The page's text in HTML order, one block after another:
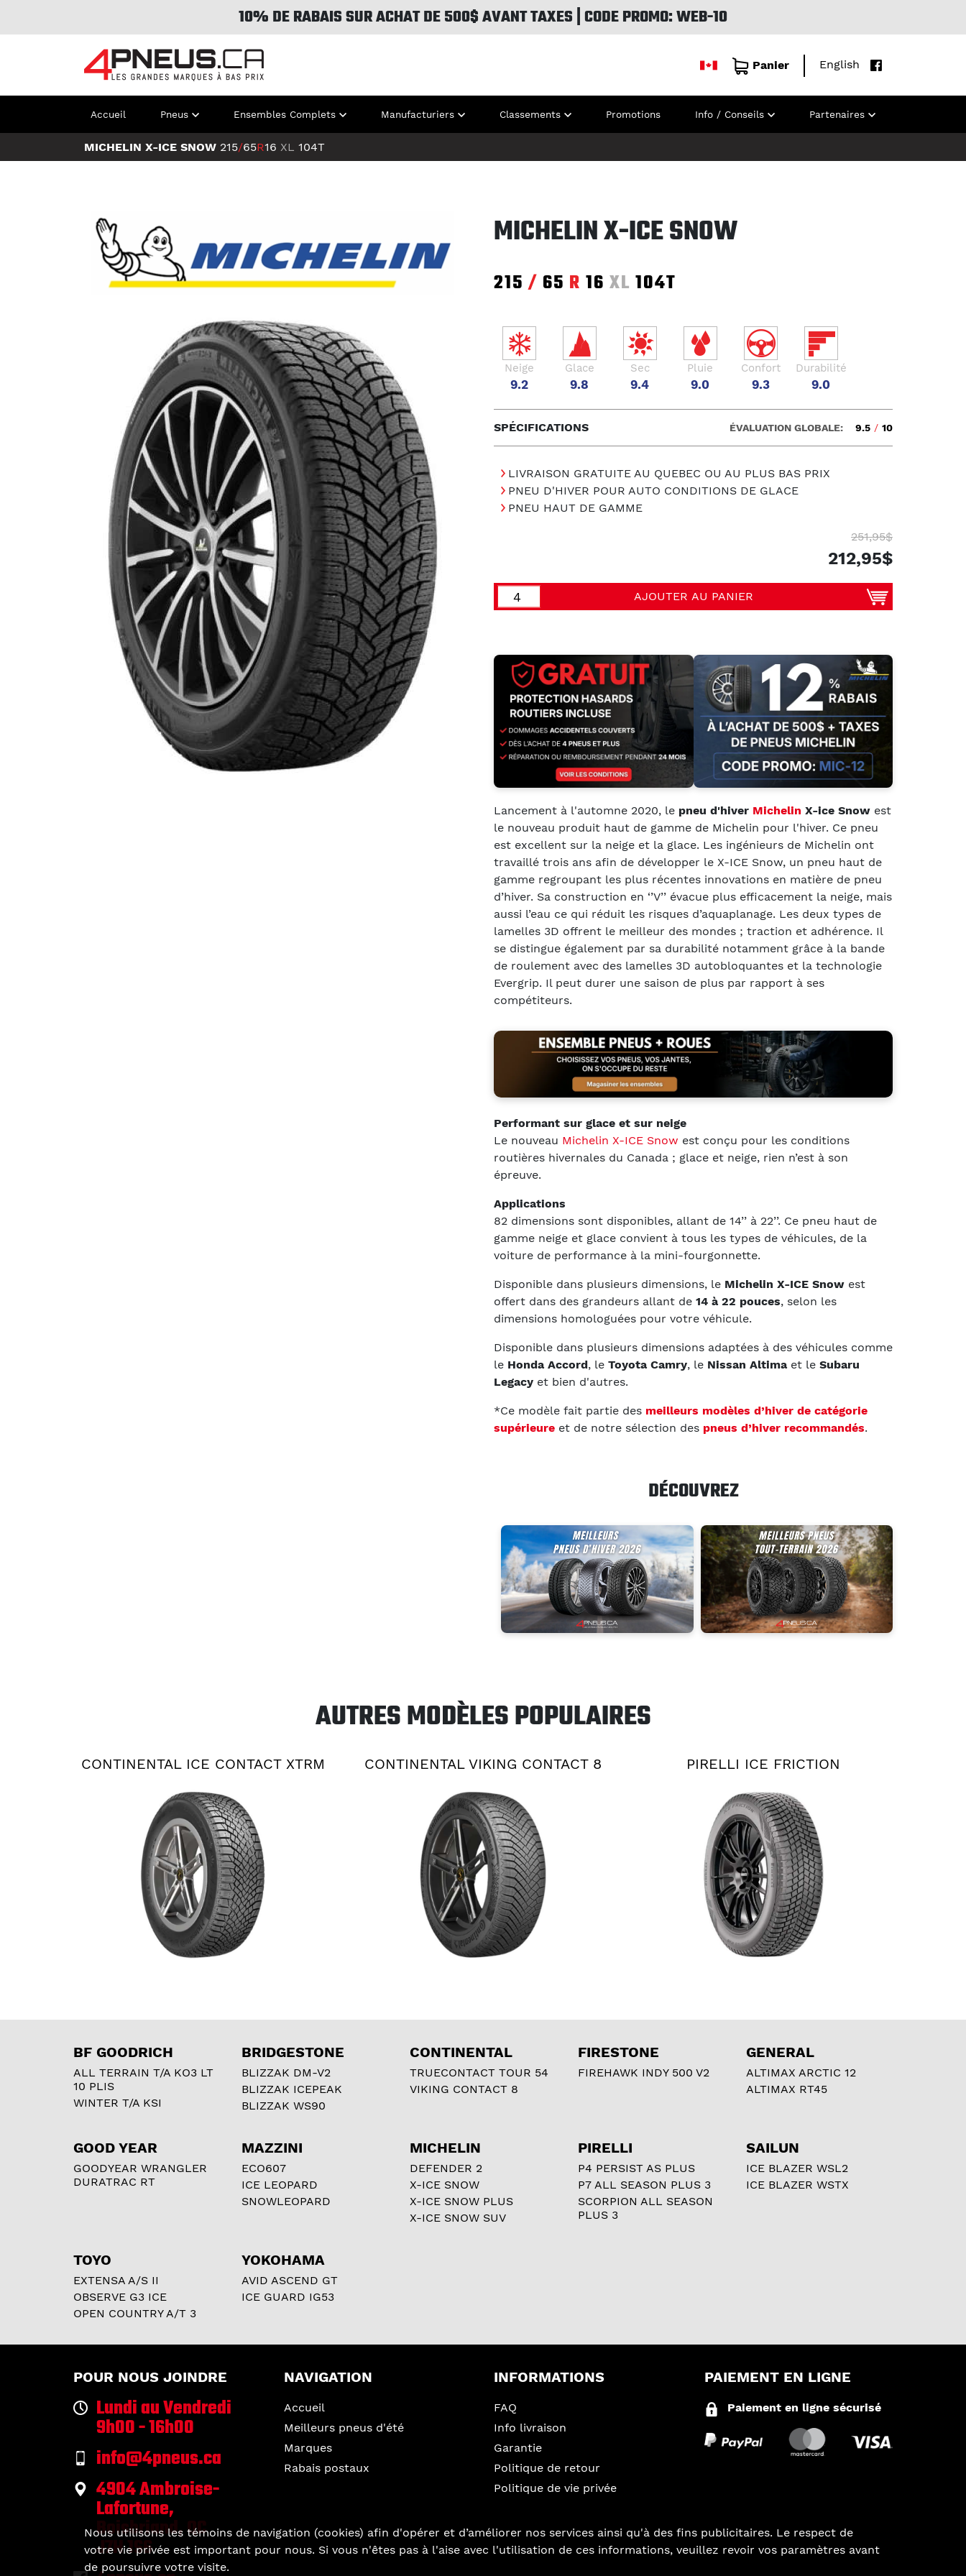
10% DE RABAIS SUR ACHAT DE 500$ AVANT TAXES | CODE PROMO: WEB-10
Panier English
Accueil Pneus Ensembles Complets Manufacturiers Classements Promotions Info / Conseils Partenaires
MICHELIN X-ICE SNOW 215/65R16 XL 104T
MICHELIN X-ICE SNOW
215 / 65 R 16 XL 104T
Neige
9.2
Glace
9.8
Sec
9.4
Pluie
9.0
Confort
9.3
Durabilité
9.0
SPÉCIFICATIONS ÉVALUATION GLOBALE: 9.5 / 10
LIVRAISON GRATUITE AU QUEBEC OU AU PLUS BAS PRIX
PNEU D'HIVER POUR AUTO CONDITIONS DE GLACE
PNEU HAUT DE GAMME
251,95$
212,95$
AJOUTER AU PANIER
Lancement à l'automne 2020, le pneu d'hiver Michelin X-ice Snow est
le nouveau produit haut de gamme de Michelin pour l'hiver. Ce pneu
est excellent sur la neige et la glace. Les ingénieurs de Michelin ont
travaillé trois ans afin de développer le X-ICE Snow, un pneu haut de
gamme regroupant les plus récentes innovations en matière de pneu
d’hiver. Sa construction en ‘’V’’ évacue plus efficacement la neige, mais
aussi l’eau ce qui réduit les risques d’aquaplanage. Les deux types de
lamelles 3D offrent le meilleur des mondes ; traction et adhérence. Il
se distingue également par sa durabilité notamment grâce à la bande
de roulement avec des lamelles 3D autobloquantes et la technologie
Evergrip. Il peut durer une saison de plus par rapport à ses
compétiteurs.
Performant sur glace et sur neige
Le nouveau Michelin X-ICE Snow est conçu pour les conditions
routières hivernales du Canada ; glace et neige, rien n’est à son
épreuve.
Applications
82 dimensions sont disponibles, allant de 14’’ à 22’’. Ce pneu haut de
gamme neige et glace convient à tous les types de véhicules, de la
voiture de performance à la mini-fourgonnette.
Disponible dans plusieurs dimensions, le Michelin X-ICE Snow est
offert dans des grandeurs allant de 14 à 22 pouces, selon les
dimensions homologuées pour votre véhicule.
Disponible dans plusieurs dimensions adaptées à des véhicules comme
le Honda Accord, le Toyota Camry, le Nissan Altimaet le Subaru
Legacy et bien d'autres.
*Ce modèle fait partie des meilleurs modèles d’hiver de catégorie
supérieure et de notre sélection des pneus d’hiver recommandés.
DÉCOUVREZ
AUTRES MODÈLES POPULAIRES
CONTINENTAL ICE CONTACT XTRM CONTINENTAL VIKING CONTACT 8 PIRELLI ICE FRICTION
BF GOODRICH
ALL TERRAIN T/A KO3 LT
10 PLIS
WINTER T/A KSI
BRIDGESTONE
BLIZZAK DM-V2
BLIZZAK ICEPEAK
BLIZZAK WS90
CONTINENTAL
TRUECONTACT TOUR 54
VIKING CONTACT 8
FIRESTONE
FIREHAWK INDY 500 V2
GENERAL
ALTIMAX ARCTIC 12
ALTIMAX RT45
GOOD YEAR
GOODYEAR WRANGLER
DURATRAC RT
MAZZINI
ECO607
ICE LEOPARD
SNOWLEOPARD
MICHELIN
DEFENDER 2
X-ICE SNOW
X-ICE SNOW PLUS
X-ICE SNOW SUV
PIRELLI
P4 PERSIST AS PLUS
P7 ALL SEASON PLUS 3
SCORPION ALL SEASON
PLUS 3
SAILUN
ICE BLAZER WSL2
ICE BLAZER WSTX
TOYO
EXTENSA A/S II
OBSERVE G3 ICE
OPEN COUNTRY A/T 3
YOKOHAMA
AVID ASCEND GT
ICE GUARD IG53
POUR NOUS JOINDRE
Lundi au Vendredi
9h00 - 16h00
info@4pneus.ca
4904 Ambroise-
Lafortune,
Boisbriand, QC
J7H 1S6
NAVIGATION
Accueil
Meilleurs pneus d'été
Marques
Rabais postaux
INFORMATIONS
FAQ
Info livraison
Garantie
Politique de retour
Politique de vie privée
PAIEMENT EN LIGNE
Paiement en ligne sécurisé
Nous utilisons les témoins de navigation (cookies) afin d'opérer et d’améliorer nos services ainsi qu'à des fins publicitaires. Le respect de
votre vie privée est important pour nous. Si vous n'êtes pas à l'aise avec l'utilisation de ces informations, veuillez revoir vos paramètres avant
de poursuivre votre visite.